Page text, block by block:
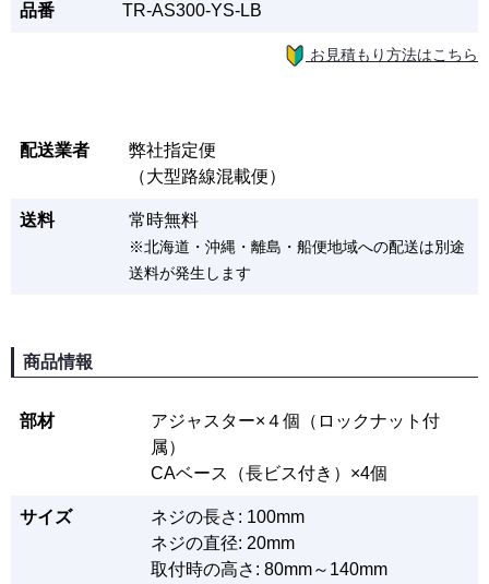
品番 TR-AS300-YS-LB
お見積もり方法はこちら
配送業者
弊社指定便
（大型路線混載便）
送料 常時無料
※北海道・沖縄・離島・船便地域への配送は別途
送料が発生します
商品情報
部材
アジャスター×４個（ロックナット付
属）
CAベース（長ビス付き）×4個
サイズ
ネジの長さ: 100mm
ネジの直径: 20mm
取付時の高さ: 80mm～140mm